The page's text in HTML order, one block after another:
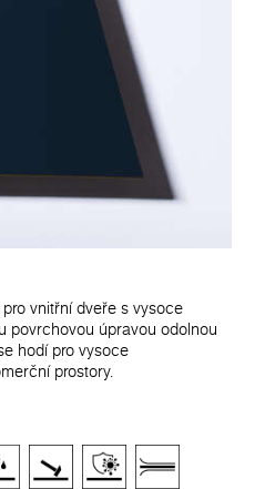
vnitřní dveře s vysoce
povrchovou úpravou odolnou
hodí pro vysoce
prostory.